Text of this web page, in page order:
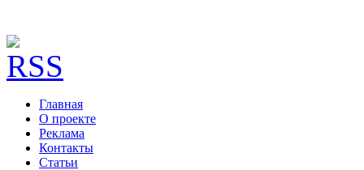
Главная
О проекте
Реклама
Контакты
Статьи